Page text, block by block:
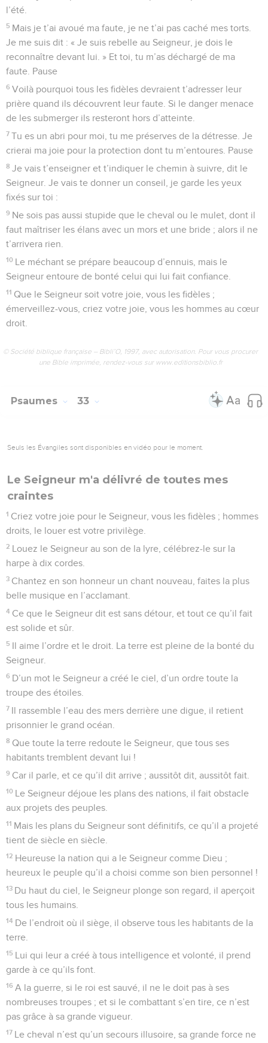
l’été.
5 Mais je t’ai avoué ma faute, je ne t’ai pas caché mes torts.
Je me suis dit : « Je suis rebelle au Seigneur, je dois le
reconnaître devant lui. » Et toi, tu m’as déchargé de ma
faute. Pause
6 Voilà pourquoi tous les fidèles devraient t’adresser leur
prière quand ils découvrent leur faute. Si le danger menace
de les submerger ils resteront hors d’atteinte.
7 Tu es un abri pour moi, tu me préserves de la détresse. Je
crierai ma joie pour la protection dont tu m’entoures. Pause
8 Je vais t’enseigner et t’indiquer le chemin à suivre, dit le
Seigneur. Je vais te donner un conseil, je garde les yeux
fixés sur toi :
9 Ne sois pas aussi stupide que le cheval ou le mulet, dont il
faut maîtriser les élans avec un mors et une bride ; alors il ne
t’arrivera rien.
10 Le méchant se prépare beaucoup d’ennuis, mais le
Seigneur entoure de bonté celui qui lui fait confiance.
11 Que le Seigneur soit votre joie, vous les fidèles ;
émerveillez-vous, criez votre joie, vous les hommes au cœur
droit.
© Société biblique française – Bibli’O, 1997, avec autorisation. Pour vous procurer
une Bible imprimée, rendez-vous sur www.editionsbiblio.fr
Psaumes 33
Seuls les Évangiles sont disponibles en vidéo pour le moment.
Le Seigneur m'a délivré de toutes mes
craintes
1 Criez votre joie pour le Seigneur, vous les fidèles ; hommes
droits, le louer est votre privilège.
2 Louez le Seigneur au son de la lyre, célébrez-le sur la
harpe à dix cordes.
3 Chantez en son honneur un chant nouveau, faites la plus
belle musique en l’acclamant.
4 Ce que le Seigneur dit est sans détour, et tout ce qu’il fait
est solide et sûr.
5 Il aime l’ordre et le droit. La terre est pleine de la bonté du
Seigneur.
6 D’un mot le Seigneur a créé le ciel, d’un ordre toute la
troupe des étoiles.
7 Il rassemble l’eau des mers derrière une digue, il retient
prisonnier le grand océan.
8 Que toute la terre redoute le Seigneur, que tous ses
habitants tremblent devant lui !
9 Car il parle, et ce qu’il dit arrive ; aussitôt dit, aussitôt fait.
10 Le Seigneur déjoue les plans des nations, il fait obstacle
aux projets des peuples.
11 Mais les plans du Seigneur sont définitifs, ce qu’il a projeté
tient de siècle en siècle.
12 Heureuse la nation qui a le Seigneur comme Dieu ;
heureux le peuple qu’il a choisi comme son bien personnel !
13 Du haut du ciel, le Seigneur plonge son regard, il aperçoit
tous les humains.
14 De l’endroit où il siège, il observe tous les habitants de la
terre.
15 Lui qui leur a créé à tous intelligence et volonté, il prend
garde à ce qu’ils font.
16 A la guerre, si le roi est sauvé, il ne le doit pas à ses
nombreuses troupes ; et si le combattant s’en tire, ce n’est
pas grâce à sa grande vigueur.
17 Le cheval n’est qu’un secours illusoire, sa grande force ne